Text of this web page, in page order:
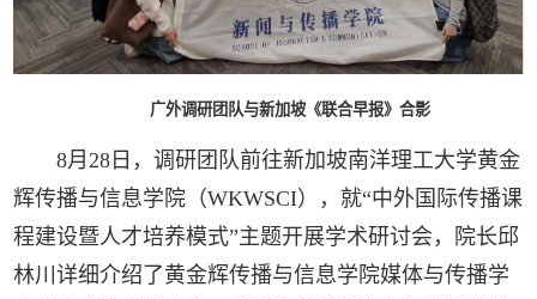
广外调研团队与新加坡《联合早报》合影
8月28日，调研团队前往新加坡南洋理工大学黄金
辉传播与信息学院（WKWSCI），就“中外国际传播课
程建设暨人才培养模式”主题开展学术研讨会，院长邱
林川详细介绍了黄金辉传播与信息学院媒体与传播学